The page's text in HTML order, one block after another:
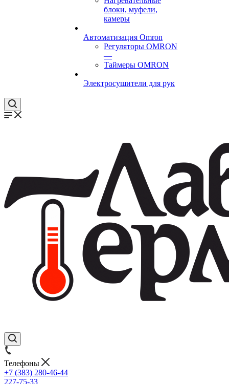
блоки, муфели,
камеры
Автоматизация Omron
Регуляторы OMRON
—
Таймеры OMRON
Электросушители для рук
Телефоны
+7 (383) 280-46-44
227-75-33